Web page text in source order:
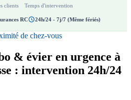
clients Temps d'intervention
RC 24h/24 - 7j/7 (Même fériés)
de chez-vous
& évier en urgence à
: intervention 24h/24